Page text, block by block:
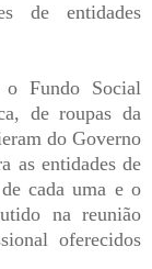
de entidades
o Fundo Social
de roupas da
do Governo
as entidades de
cada uma e o
na reunião
oferecidos